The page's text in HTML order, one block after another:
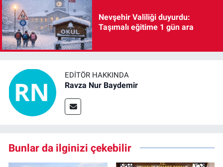
Nevşehir Valiliği duyurdu:
Taşımalı eğitime 1 gün ara
EDITÖR HAKKINDA
Ravza Nur Baydemir
Bunlar da ilginizi çekebilir